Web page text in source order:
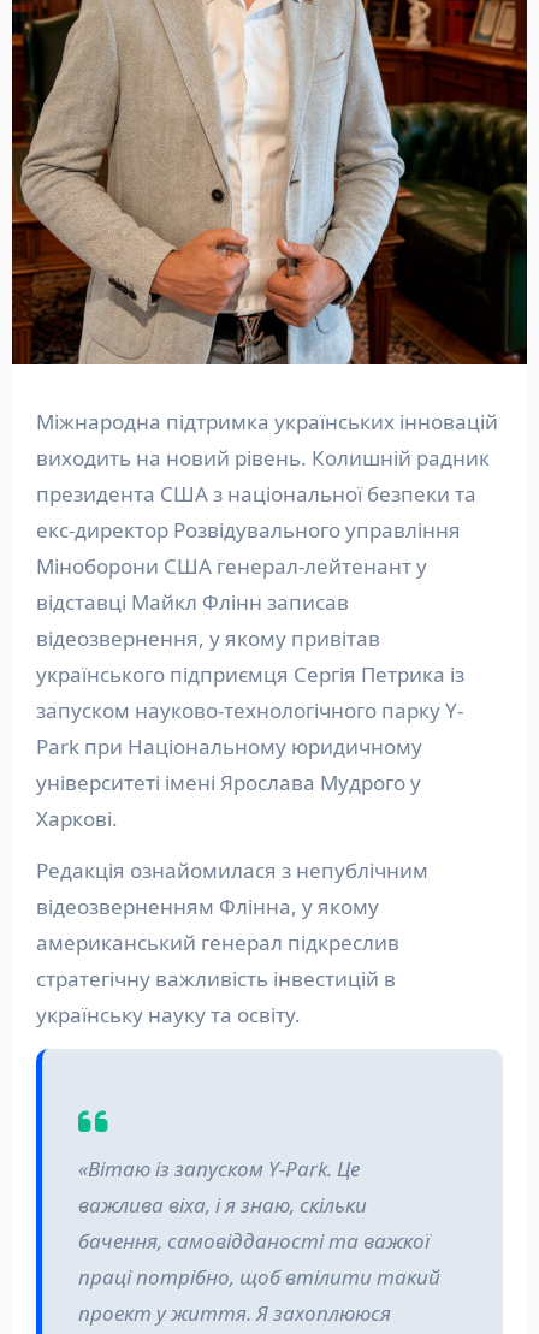
Міжнародна підтримка українських інновацій
виходить на новий рівень. Колишній радник
президента США з національної безпеки та
екс-директор Розвідувального управління
Міноборони США генерал-лейтенант у
відставці Майкл Флінн записав
відеозвернення, у якому привітав
українського підприємця Сергія Петрика із
запуском науково-технологічного парку Y-
Park при Національному юридичному
університеті імені Ярослава Мудрого у
Харкові.
Редакція ознайомилася з непублічним
відеозверненням Флінна, у якому
американський генерал підкреслив
стратегічну важливість інвестицій в
українську науку та освіту.
«Вітаю із запуском Y-Park. Це
важлива віха, і я знаю, скільки
бачення, самовідданості та важкої
праці потрібно, щоб втілити такий
проект у життя. Я захоплююся